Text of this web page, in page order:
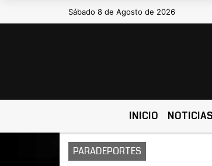
Sábado 8 de Agosto de 2026
Hoy es Sábado 8 de
INICIO NOTICIAS
PARADEPORTES